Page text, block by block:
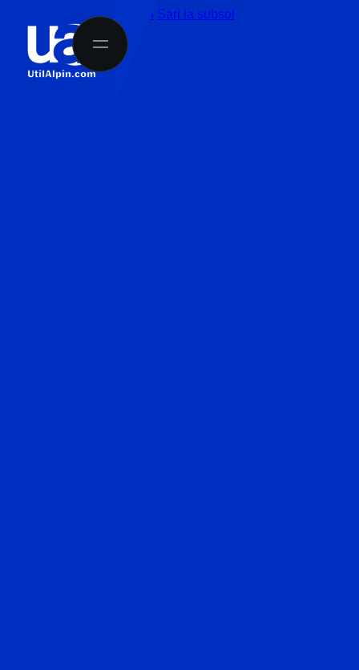
Sari la conținutul principal Sari la subsol